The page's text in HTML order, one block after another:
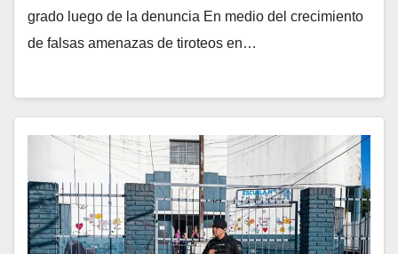
grado luego de la denuncia En medio del crecimiento
de falsas amenazas de tiroteos en…